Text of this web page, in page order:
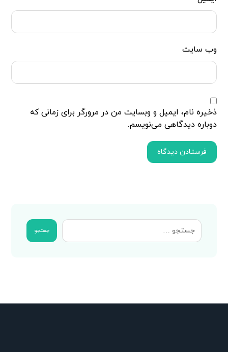
وب‌ سایت
ذخیره نام، ایمیل و وبسایت من در مرورگر برای زمانی که
دوباره دیدگاهی می‌نویسم.